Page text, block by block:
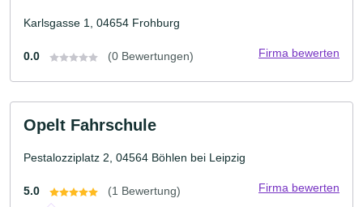
Karlsgasse 1, 04654 Frohburg
0.0 (0 Bewertungen) Firma bewerten
Opelt Fahrschule
Pestalozziplatz 2, 04564 Böhlen bei Leipzig
5.0 (1 Bewertung) Firma bewerten